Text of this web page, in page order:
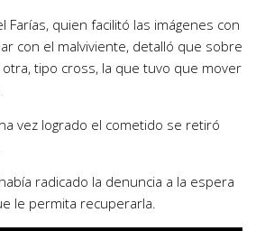
Farías, quien facilitó las imágenes con
con el malviviente, detalló que sobre
tipo cross, la que tuvo que mover
vez logrado el cometido se retiró
radicado la denuncia a la espera
le permita recuperarla.